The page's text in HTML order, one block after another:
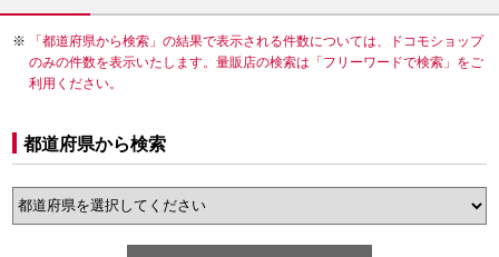
「都道府県から検索」の結果で表示される件数については、ドコモショップ
のみの件数を表示いたします。量販店の検索は「フリーワードで検索」をご
利用ください。
都道府県から検索